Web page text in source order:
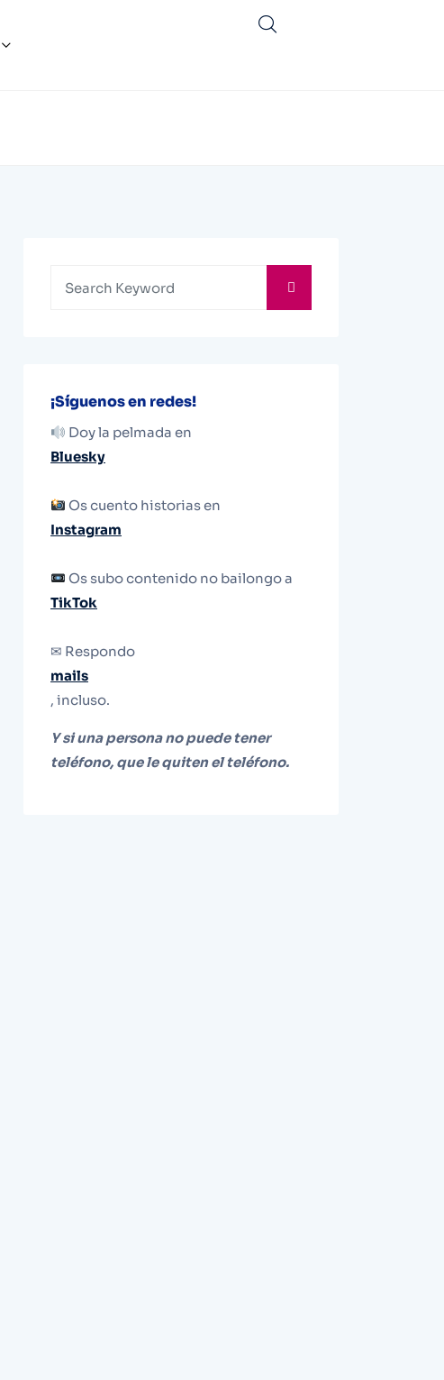
¡Síguenos en redes!
Doy la pelmada en
Bluesky
Os cuento historias en
Instagram
Os subo contenido no bailongo a
TikTok
✉ Respondo
mails
, incluso.
Y si una persona no puede tener
teléfono, que le quiten el teléfono.